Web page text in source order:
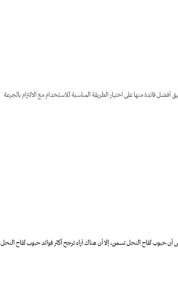
فائدة منها على اختيار الطريقة المناسبة للاستخدام مع الالتزام بالجرعة
حبوب لقاح النحل تسمن، إلا أن هناك آراء ترجح أكثر فوائد حبوب لقاح النحل